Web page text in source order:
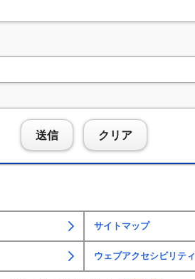
送信 クリア
サイトマップ
ウェブアクセシビリティ